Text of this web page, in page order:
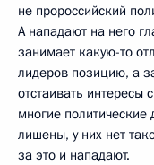
не пророссийский
А нападают на него
занимает какую-то
лидеров позицию, а
отстаивать интересы
многие
лишены, у них нет
за это и нападают.